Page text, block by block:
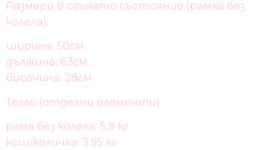
Размери в сгънато състояние (рамка без
колела):
ширина: 50см
дължина: 63см
височина: 28см
Тегло (отделни елементи):
рама без колела: 5,9 кг
кош/количка: 3.95 кг